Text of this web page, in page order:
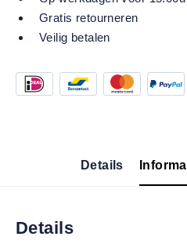
Gratis retourneren
Veilig betalen
Details
Details